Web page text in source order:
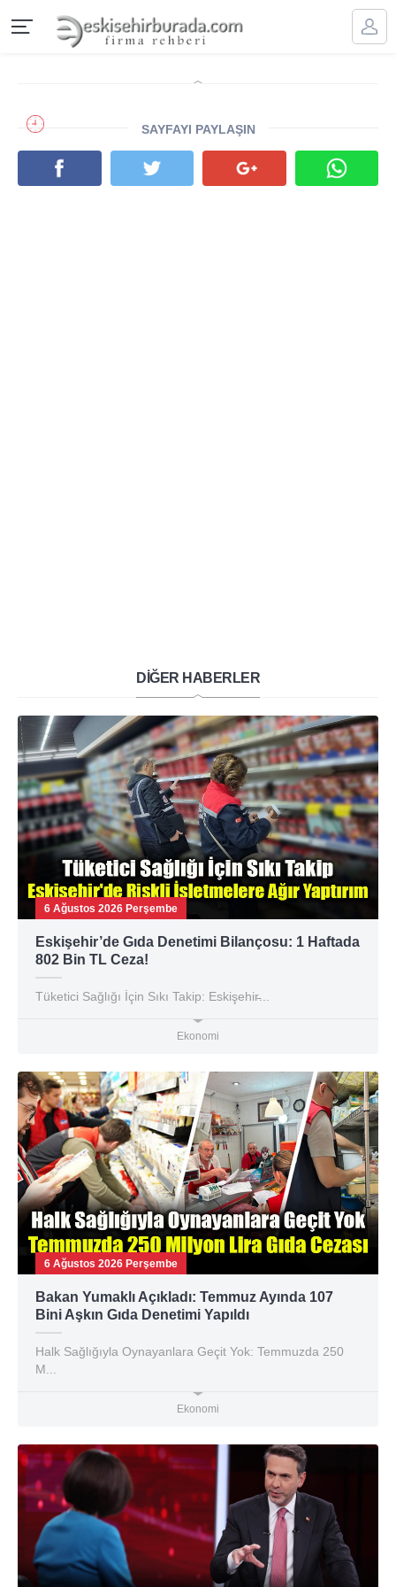
SAYFAYI PAYLAŞIN
DİĞER HABERLER
6 Ağustos 2026 Perşembe
Eskişehir’de Gıda Denetimi Bilançosu: 1 Haftada
802 Bin TL Ceza!
Tüketici Sağlığı İçin Sıkı Takip: Eskişehir̵...
Ekonomi
6 Ağustos 2026 Perşembe
Bakan Yumaklı Açıkladı: Temmuz Ayında 107
Bini Aşkın Gıda Denetimi Yapıldı
Halk Sağlığıyla Oynayanlara Geçit Yok: Temmuzda 250
M...
Ekonomi